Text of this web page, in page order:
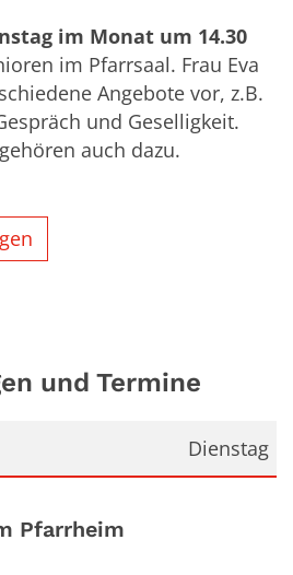
im Monat um 14.30
im Pfarrsaal. Frau Eva
Angebote vor, z.B.
und Geselligkeit.
auch dazu.
und Termine
Dienstag
Pfarrheim